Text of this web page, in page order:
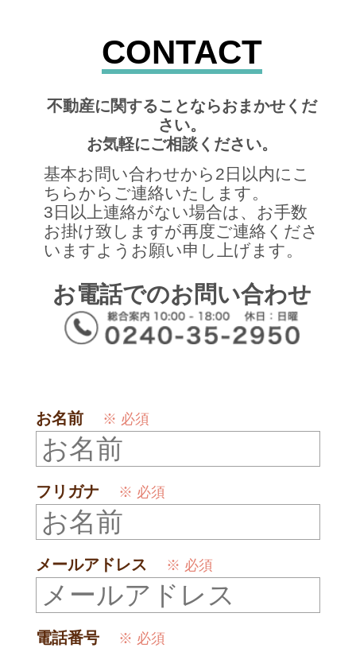
CONTACT
不動産に関することならおまかせくだ
さい。
お気軽にご相談ください。
基本お問い合わせから2日以内にこ
ちらからご連絡いたします。
3日以上連絡がない場合は、お手数
お掛け致しますが再度ご連絡くださ
いますようお願い申し上げます。
お電話でのお問い合わせ
お名前 ※ 必須
フリガナ ※ 必須
メールアドレス ※ 必須
電話番号 ※ 必須